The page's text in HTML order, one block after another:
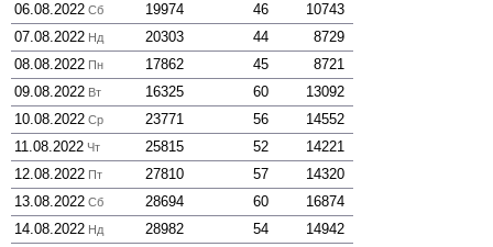
06.08.2022 Сб 19974 46
10743
07.08.2022 Нд 20303 44
8729
08.08.2022 Пн 17862 45
8721
09.08.2022 Вт 16325 60
13092
10.08.2022 Ср 23771 56
14552
11.08.2022 Чт 25815 52
14221
12.08.2022 Пт 27810 57
14320
13.08.2022 Сб 28694 60
16874
14.08.2022 Нд 28982 54
14942